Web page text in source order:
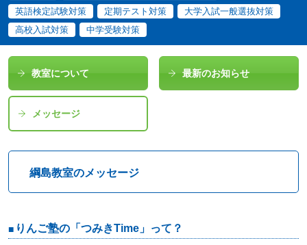
英語検定試験対策
定期テスト対策
大学入試一般選抜対策
高校入試対策
中学受験対策
教室について 最新のお知らせ
メッセージ
綱島教室のメッセージ
りんご塾の「つみきTime」って？